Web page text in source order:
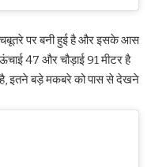
पर बनी हुई है और इसके आस
47 और चौड़ाई 91 मीटर है
इतने बड़े मकबरे को पास से देखने